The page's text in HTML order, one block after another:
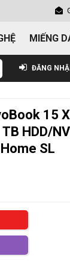
MIẾNG
ĐĂNG
15
HDD/
SL